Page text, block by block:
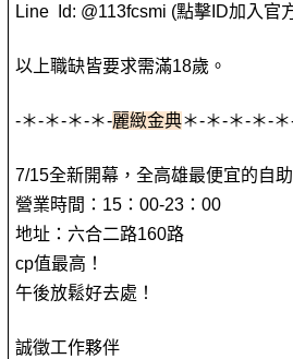
Line Id: @113fcsmi (點擊ID加入官
以上職缺皆要求需滿18歲。
-＊-＊-＊-＊-麗緻金典＊-＊-＊-＊-
7/15全新開幕，全高雄最便宜的自
營業時間：15：00-23：00
地址：六合二路160路
cp值最高！
午後放鬆好去處！
誠徵工作夥伴